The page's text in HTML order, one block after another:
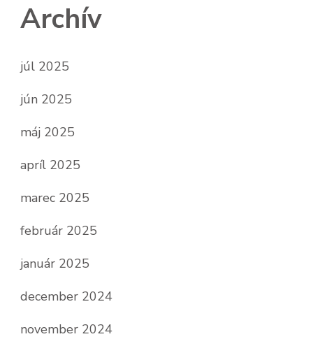
Archív
júl 2025
jún 2025
máj 2025
apríl 2025
marec 2025
február 2025
január 2025
december 2024
november 2024